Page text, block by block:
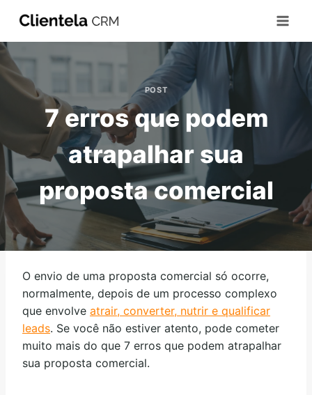
POST
7 erros que podem
atrapalhar sua
proposta comercial
O envio de uma proposta comercial só ocorre,
normalmente, depois de um processo complexo
que envolve atrair, converter, nutrir e qualificar
leads. Se você não estiver atento, pode cometer
muito mais do que 7 erros que podem atrapalhar
sua proposta comercial.